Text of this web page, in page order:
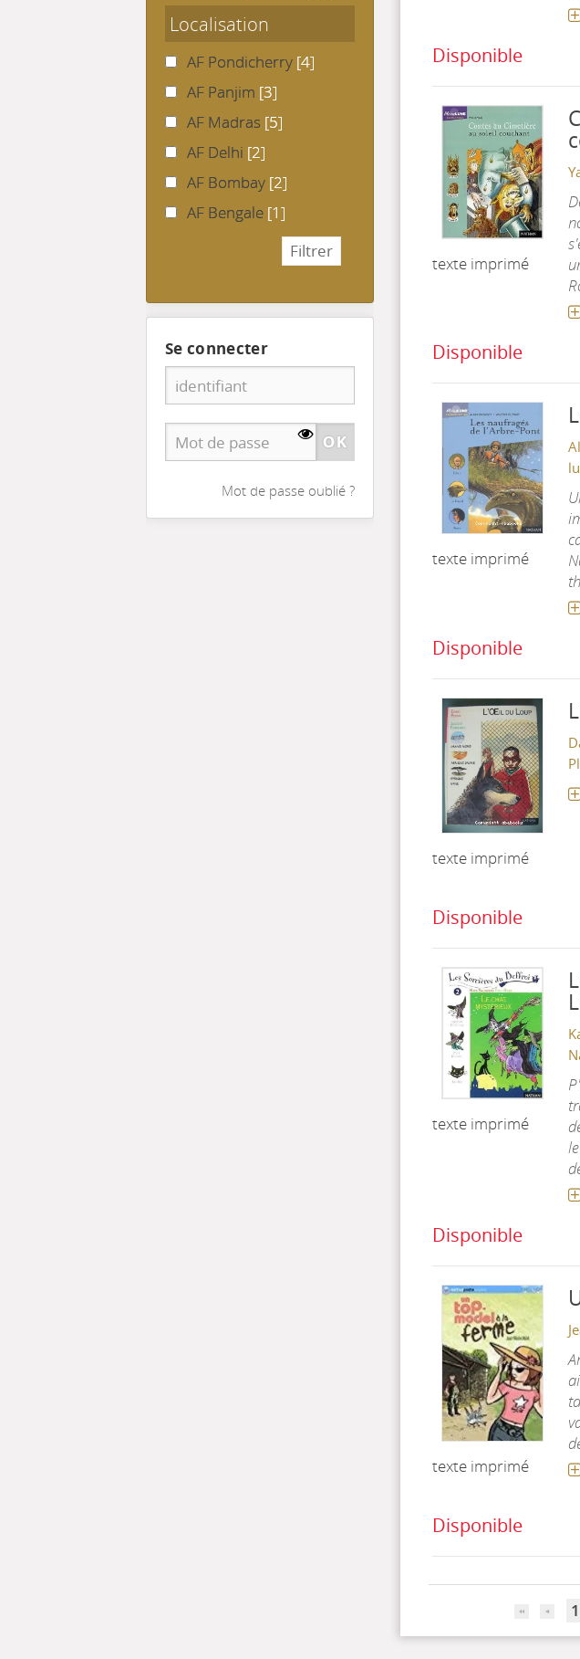
Disponible
texte imprimé
Disponible
texte imprimé
Disponible
texte imprimé
Disponible
texte imprimé
Disponible
texte imprimé
Disponible
1
Localisation
AF Pondicherry [4]
AF Panjim [3]
AF Madras [5]
AF Delhi [2]
AF Bombay [2]
AF Bengale [1]
Se connecter
Mot de passe oublié ?